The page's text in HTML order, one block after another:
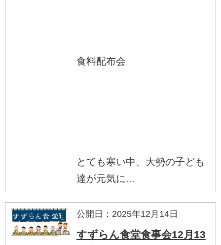
食料配布会
とても寒い中、大勢の子ども
達が元気に...
公開日：2025年12月14日
すずらん食堂食事会12月13